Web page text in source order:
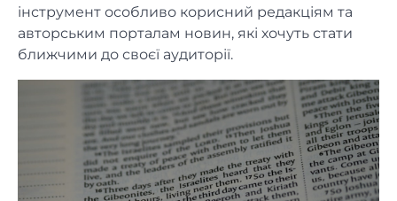
інструмент особливо корисний редакціям та
авторським порталам новин, які хочуть стати
ближчими до своєї аудиторії.